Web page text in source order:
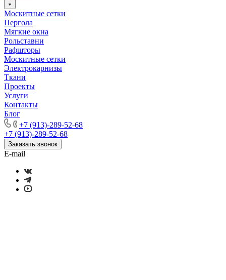
Москитные сетки
Пергола
Мягкие окна
Рольставни
Рафшторы
Москитные сетки
Электрокарнизы
Ткани
Проекты
Услуги
Контакты
Блог
+7 (913)-289-52-68
+7 (913)-289-52-68
Заказать звонок
E-mail